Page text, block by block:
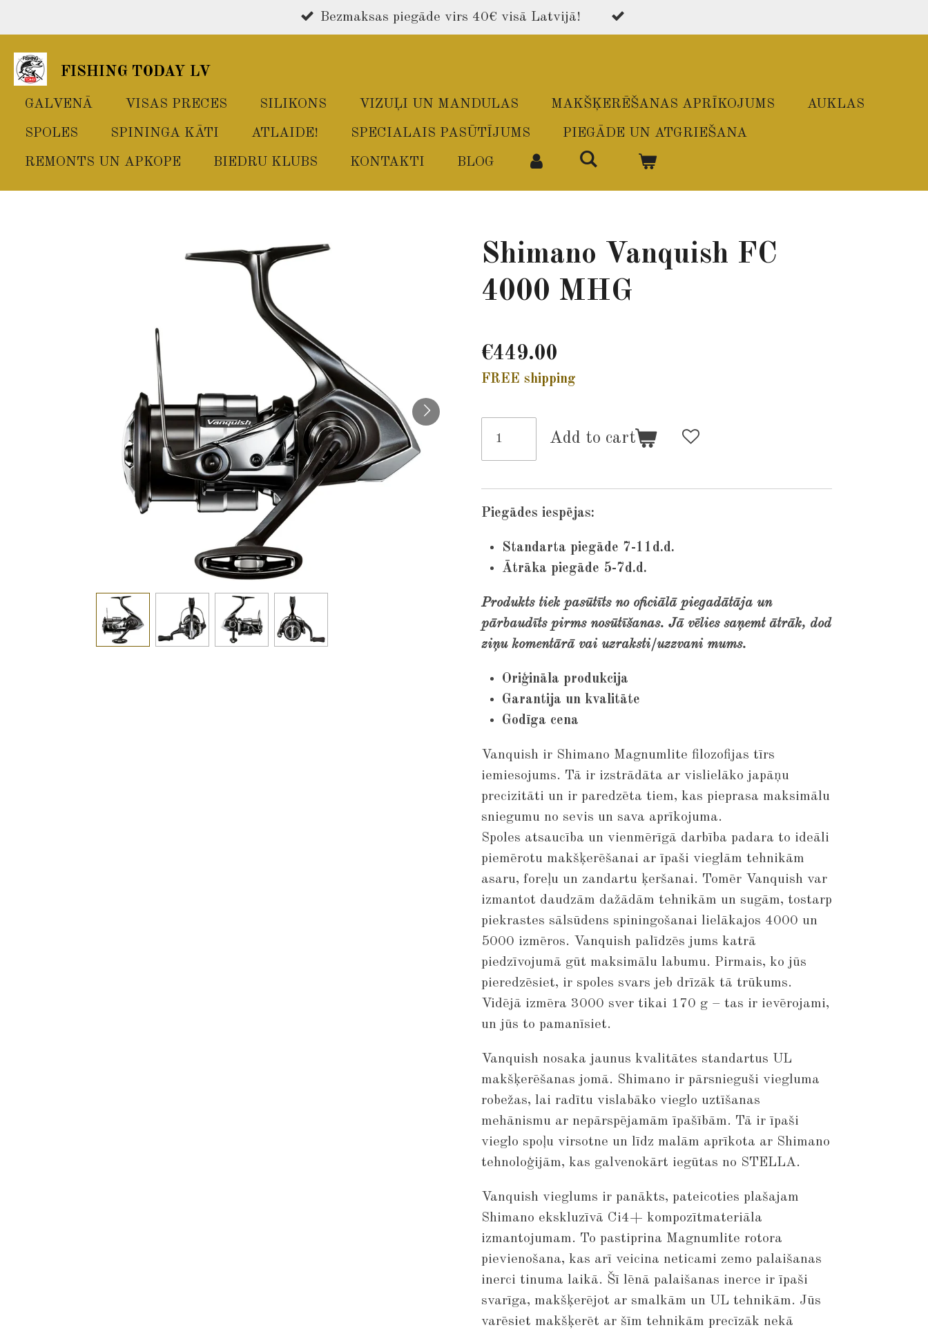
to
main
content
Bezmaksas piegāde virs 40€ visā Latvijā!
FISHING TODAY LV
GALVENĀ VISAS PRECES SILIKONS VIZUĻI UN MANDULAS MAKŠĶERĒŠANAS APRĪKOJUMS AUKLAS
SPOLES SPININGA KĀTI ATLAIDE! SPECIALAIS PASŪTĪJUMS PIEGĀDE UN ATGRIEŠANA
REMONTS UN APKOPE BIEDRU KLUBS KONTAKTI BLOG
Shimano Vanquish FC
4000 MHG
€449.00
FREE shipping
Add to cart
Piegādes iespējas:
Standarta piegāde 7-11d.d.
Ātrāka piegāde 5-7d.d.
Produkts tiek pasūtīts no oficiālā piegadātāja un
pārbaudīts pirms nosūtīšanas. Jā vēlies saņemt ātrāk, dod
ziņu komentārā vai uzraksti/uzzvani mums.
Oriģināla produkcija
Garantija un kvalitāte
Godīga cena
Vanquish ir Shimano Magnumlite filozofijas tīrs
iemiesojums. Tā ir izstrādāta ar vislielāko japāņu
precizitāti un ir paredzēta tiem, kas pieprasa maksimālu
sniegumu no sevis un sava aprīkojuma.
Spoles atsaucība un vienmērīgā darbība padara to ideāli
piemērotu makšķerēšanai ar īpaši vieglām tehnikām
asaru, foreļu un zandartu ķeršanai. Tomēr Vanquish var
izmantot daudzām dažādām tehnikām un sugām, tostarp
piekrastes sālsūdens spiningošanai lielākajos 4000 un
5000 izmēros. Vanquish palīdzēs jums katrā
piedzīvojumā gūt maksimālu labumu. Pirmais, ko jūs
pieredzēsiet, ir spoles svars jeb drīzāk tā trūkums.
Vidējā izmēra 3000 sver tikai 170 g – tas ir ievērojami,
un jūs to pamanīsiet.
Vanquish nosaka jaunus kvalitātes standartus UL
makšķerēšanas jomā. Shimano ir pārsnieguši viegluma
robežas, lai radītu vislabāko vieglo uztīšanas
mehānismu ar nepārspējamām īpašībām. Tā ir īpaši
vieglo spoļu virsotne un līdz malām aprīkota ar Shimano
tehnoloģijām, kas galvenokārt iegūtas no STELLA.
Vanquish vieglums ir panākts, pateicoties plašajam
Shimano ekskluzīvā Ci4+ kompozītmateriāla
izmantojumam. To pastiprina Magnumlite rotora
pievienošana, kas arī veicina neticami zemo palaišanas
inerci tinuma laikā. Šī lēnā palaišanas inerce ir īpaši
svarīga, makšķerējot ar smalkām un UL tehnikām. Jūs
varēsiet makšķerēt ar šīm tehnikām precīzāk nekā